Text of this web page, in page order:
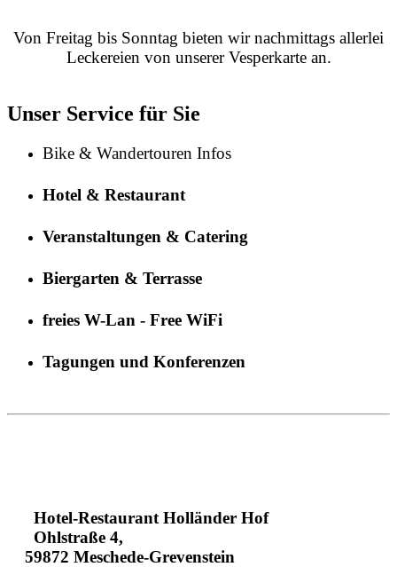
Von Freitag bis Sonntag bieten wir nachmittags allerlei
Leckereien von unserer Vesperkarte an.
Unser Service für Sie
Bike & Wandertouren Infos
Hotel & Restaurant
Veranstaltungen & Catering
Biergarten & Terrasse
freies W-Lan - Free WiFi
Tagungen und Konferenzen
Hotel-Restaurant Holländer Hof
Ohlstraße 4,
59872 Meschede-Grevenstein